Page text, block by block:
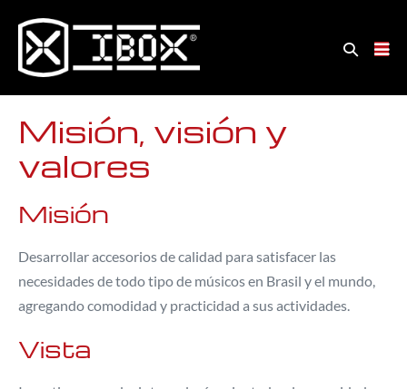
Misión, visión y
valores
Misión
Desarrollar accesorios de calidad para satisfacer las
necesidades de todo tipo de músicos en Brasil y el mundo,
agregando comodidad y practicidad a sus actividades.
Vista